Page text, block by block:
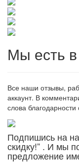
Мы есть
Все наши отзывы,
аккаунт. В
слова
Подпишись на
скидку!” . И мы
предложение